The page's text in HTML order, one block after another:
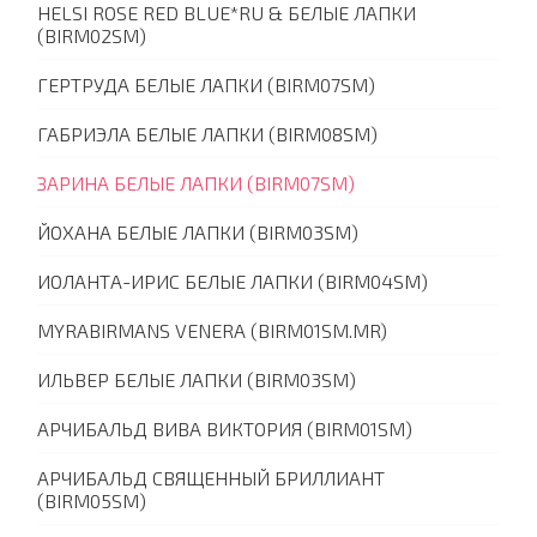
HELSI ROSE RED BLUE*RU & БЕЛЫЕ ЛАПКИ
(BIRM02SM)
ГЕРТРУДА БЕЛЫЕ ЛАПКИ (BIRM07SM)
ГАБРИЭЛА БЕЛЫЕ ЛАПКИ (BIRM08SM)
ЗАРИНА БЕЛЫЕ ЛАПКИ (BIRM07SM)
ЙОХАНА БЕЛЫЕ ЛАПКИ (BIRM03SM)
ИОЛАНТА-ИРИС БЕЛЫЕ ЛАПКИ (BIRM04SM)
MYRABIRMANS VENERA (BIRM01SM.MR)
ИЛЬВЕР БЕЛЫЕ ЛАПКИ (BIRM03SM)
АРЧИБАЛЬД ВИВА ВИКТОРИЯ (BIRM01SM)
АРЧИБАЛЬД СВЯЩЕННЫЙ БРИЛЛИАНТ
(BIRM05SM)